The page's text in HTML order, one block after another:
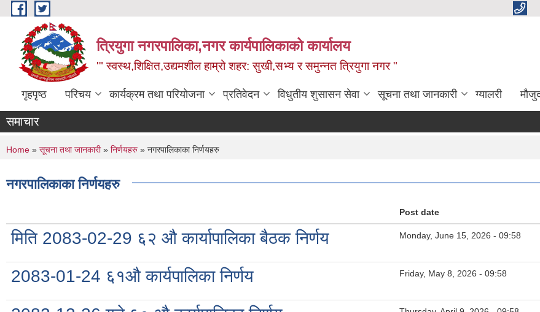
Skip to main content
त्रियुगा नगरपालिका,नगर कार्यपालिकाको कार्यालय
'" स्वस्थ,शिक्षित,उद्यमशील हाम्रो शहर: सुखी,सभ्य र समुन्नत त्रियुगा नगर "
गृहपृष्ठ परिचय कार्यक्रम तथा परियोजना प्रतिवेदन विधुतीय शुसासन सेवा सूचना तथा जानकारी ग्यालरी
समाचार
You are here
Home » सूचना तथा जानकारी» निर्णयहरु » नगरपालिकाका निर्णयहरु
नगरपालिकाका निर्णयहरु
Post date
मिति 2083-02-29 ६२ औ कार्यापालिका बैठक निर्णय Monday, June 15, 2026 - 09:58
2083-01-24 ६१औ कार्यपालिका निर्णय Friday, May 8, 2026 - 09:58